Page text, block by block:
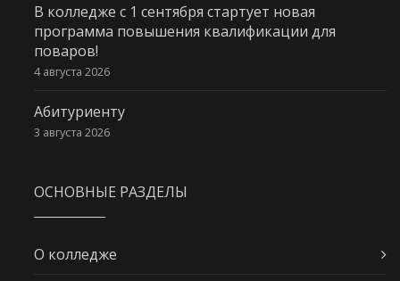
В колледже с 1 сентября стартует новая
программа повышения квалификации для
поваров!
4 августа 2026
Абитуриенту
3 августа 2026
ОСНОВНЫЕ РАЗДЕЛЫ
О колледже